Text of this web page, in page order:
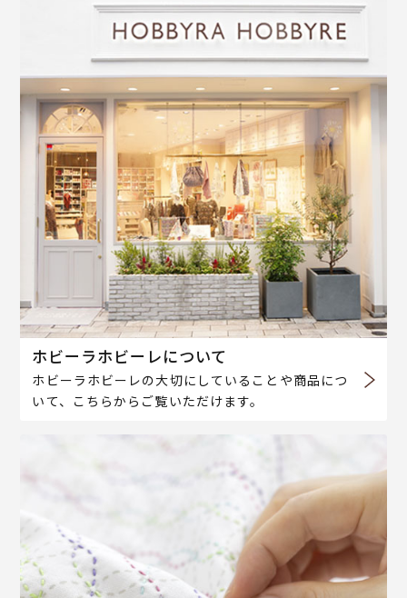
ホビーラホビーレについて
ホビーラホビーレの大切にしていることや商品につ
いて、こちらからご覧いただけます。